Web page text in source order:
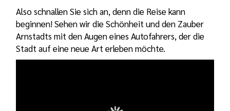
Also schnallen Sie sich an, denn die Reise kann
beginnen! Sehen wir die Schönheit und den Zauber
Arnstadts mit den Augen eines Autofahrers, der die
Stadt auf eine neue Art erleben möchte.